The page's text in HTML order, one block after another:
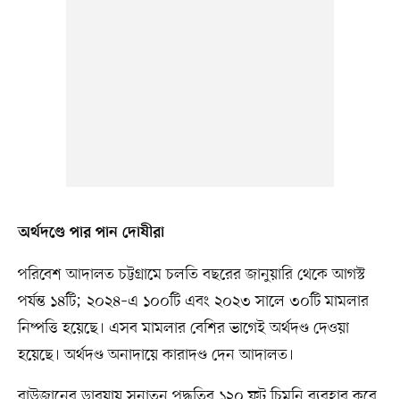
অর্থদণ্ডে পার পান দোষীরা
পরিবেশ আদালত চট্টগ্রামে চলতি বছরের জানুয়ারি থেকে আগস্ট
পর্যন্ত ১৪টি; ২০২৪–এ ১০০টি এবং ২০২৩ সালে ৩০টি মামলার
নিষ্পত্তি হয়েছে। এসব মামলার বেশির ভাগেই অর্থদণ্ড দেওয়া
হয়েছে। অর্থদণ্ড অনাদায়ে কারাদণ্ড দেন আদালত।